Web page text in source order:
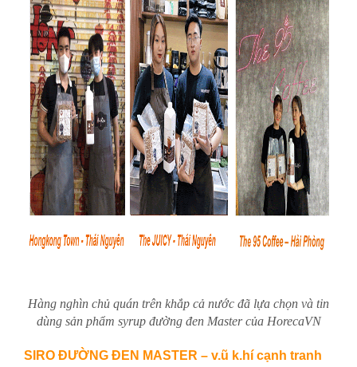
Hàng nghìn chủ quán trên khắp cả nước đã lựa chọn và tin
dùng sản phẩm syrup đường đen Master của HorecaVN
SIRO ĐƯỜNG ĐEN MASTER – v.ũ k.hí cạnh tranh